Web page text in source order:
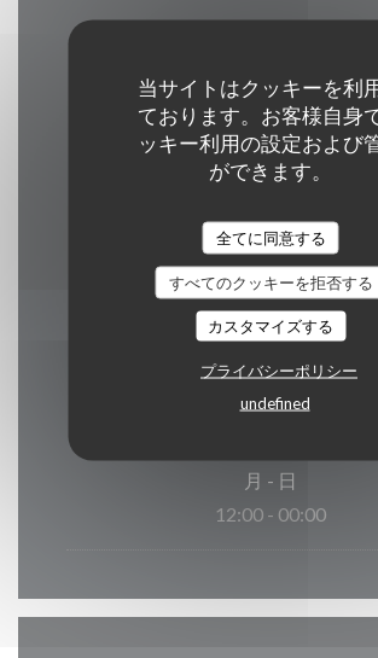
当サイトはクッキーを利
ております。お客様自身
ッキー利用の設定および
ができます。
全てに同意する
すべてのクッキーを拒否する
カスタマイズする
プライバシーポリシー
undefined
ベランダ, Wi-Fi, エアコン, , バリア
ス
ご利用可能なお支払い方法
ユニオンペイ, 現金, ビザ, アメ
営業時間
月 - 日
12:00 - 00:00